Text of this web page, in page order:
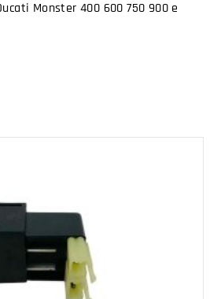
Monster 400 600 750 900 e
AL CARRELLO